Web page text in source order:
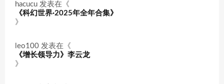
hacucu 发表在《
《科幻世界·2025年全年合集》
》
leo100 发表在《
《增长领导力》李云龙
》